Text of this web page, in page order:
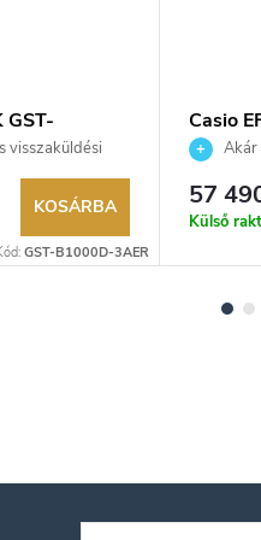
GST-
visszaküldési
márkakereskedő.
KOSÁRBA
GST-B1000D-3AER
Casio
Akár
57
Külső